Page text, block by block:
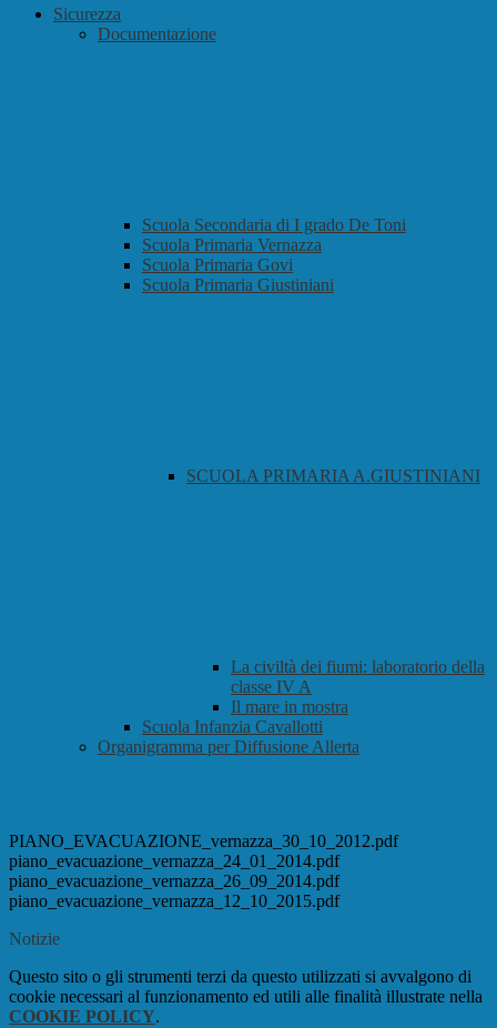
Sicurezza
Documentazione
Scuola Secondaria di I grado De Toni
Scuola Primaria Vernazza
Scuola Primaria Govi
Scuola Primaria Giustiniani
SCUOLA PRIMARIA A.GIUSTINIANI
La civiltà dei fiumi: laboratorio della
classe IV A
Il mare in mostra
Scuola Infanzia Cavallotti
Organigramma per Diffusione Allerta
PIANO_EVACUAZIONE_vernazza_30_10_2012.pdf
piano_evacuazione_vernazza_24_01_2014.pdf
piano_evacuazione_vernazza_26_09_2014.pdf
piano_evacuazione_vernazza_12_10_2015.pdf
Notizie
Questo sito o gli strumenti terzi da questo utilizzati si avvalgono di
cookie necessari al funzionamento ed utili alle finalità illustrate nella
COOKIE POLICY.